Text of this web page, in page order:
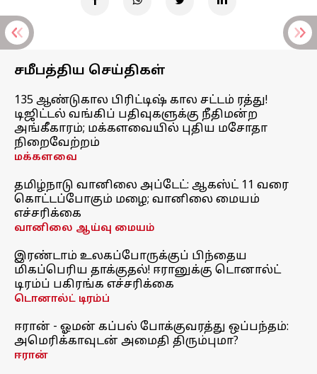
சமீபத்திய செய்திகள்
135 ஆண்டுகால பிரிட்டிஷ் கால சட்டம் ரத்து!
டிஜிட்டல் வங்கிப் பதிவுகளுக்கு நீதிமன்ற
அங்கீகாரம்; மக்களவையில் புதிய மசோதா
நிறைவேற்றம்
மக்களவை
தமிழ்நாடு வானிலை அப்டேட்: ஆகஸ்ட் 11 வரை
கொட்டப்போகும் மழை; வானிலை மையம்
எச்சரிக்கை
வானிலை ஆய்வு மையம்
இரண்டாம் உலகப்போருக்குப் பிந்தைய
மிகப்பெரிய தாக்குதல்! ஈரானுக்கு டொனால்ட்
டிரம்ப் பகிரங்க எச்சரிக்கை
டொனால்ட் டிரம்ப்
ஈரான் - ஓமன் கப்பல் போக்குவரத்து ஒப்பந்தம்:
அமெரிக்காவுடன் அமைதி திரும்புமா?
ஈரான்